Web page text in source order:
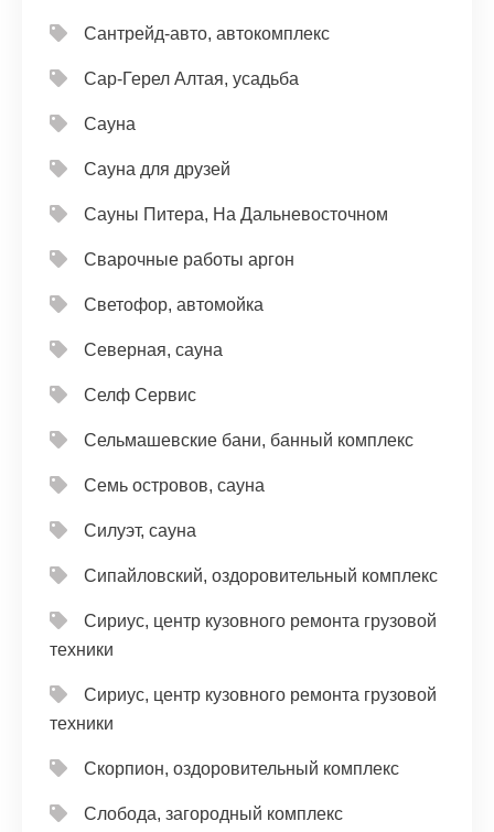
Сантрейд-авто, автокомплекс
Сар-Герел Алтая, усадьба
Сауна
Сауна для друзей
Сауны Питера, На Дальневосточном
Сварочные работы аргон
Светофор, автомойка
Северная, сауна
Селф Сервис
Сельмашевские бани, банный комплекс
Семь островов, сауна
Силуэт, сауна
Сипайловский, оздоровительный комплекс
Сириус, центр кузовного ремонта грузовой
техники
Сириус, центр кузовного ремонта грузовой
техники
Скорпион, оздоровительный комплекс
Слобода, загородный комплекс